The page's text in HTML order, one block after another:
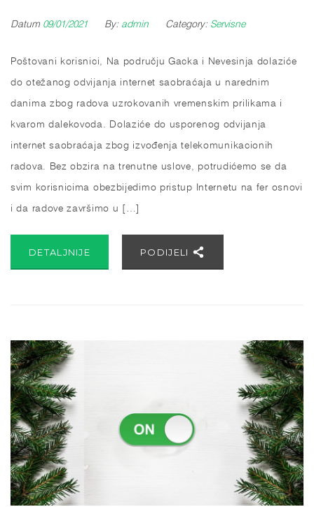
Datum 09/01/2021 By: admin Category: Servisne
Poštovani korisnici, Na području Gacka i Nevesinja dolaziće
do otežanog odvijanja internet saobraćaja u narednim
danima zbog radova uzrokovanih vremenskim prilikama i
kvarom dalekovoda. Dolaziće do usporenog odvijanja
internet saobraćaja zbog izvođenja telekomunikacionih
radova. Bez obzira na trenutne uslove, potrudićemo se da
svim korisnicima obezbijedimo pristup Internetu na fer osnovi
i da radove završimo u […]
DETALJNIJE PODIJELI